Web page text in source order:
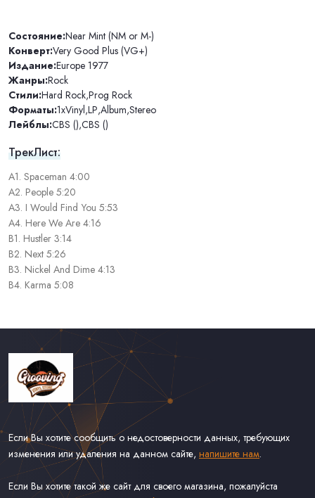
Состояние:Near Mint (NM or M-)
Конверт:Very Good Plus (VG+)
Издание:Europe 1977
Жанры:Rock
Стили:Hard Rock,Prog Rock
Форматы:1xVinyl,LP,Album,Stereo
Лейблы:CBS (),CBS ()
ТрекЛист:
A1. Spaceman 4:00
A2. People 5:20
A3. I Would Find You 5:53
A4. Here We Are 4:16
B1. Hustler 3:14
B2. Next 5:26
B3. Nickel And Dime 4:13
B4. Karma 5:08
Если Вы хотите сообщить о недостоверности данных, требующих
изменения или удаления на данном сайте, напишите нам.
Если Вы хотите такой же сайт для своего магазина, пожалуйста